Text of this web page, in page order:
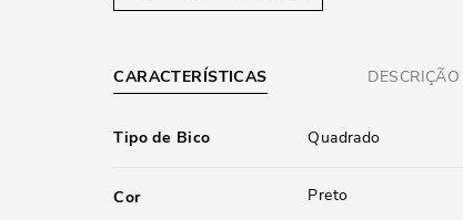
CARACTERÍSTICAS DESCRIÇÃO
Tipo de Bico Quadrado
Cor Preto